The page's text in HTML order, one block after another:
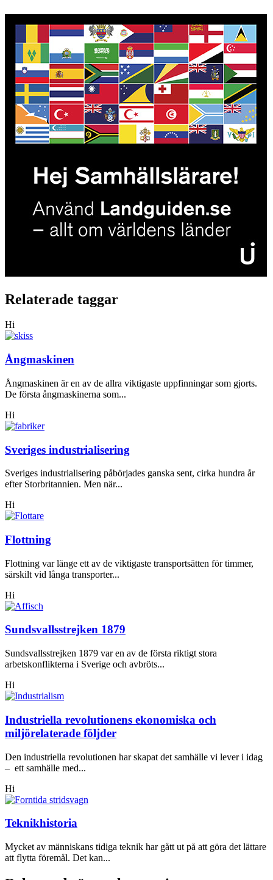
Relaterade taggar
Hi
Ångmaskinen
Ångmaskinen är en av de allra viktigaste uppfinningar som gjorts.
De första ångmaskinerna som...
Hi
Sveriges industrialisering
Sveriges industrialisering påbörjades ganska sent, cirka hundra år
efter Storbritannien. Men när...
Hi
Flottning
Flottning var länge ett av de viktigaste transportsätten för timmer,
särskilt vid långa transporter...
Hi
Sundsvallsstrejken 1879
Sundsvallsstrejken 1879 var en av de första riktigt stora
arbetskonflikterna i Sverige och avbröts...
Hi
Industriella revolutionens ekonomiska och
miljörelaterade följder
Den industriella revolutionen har skapat det samhälle vi lever i idag
– ett samhälle med...
Hi
Teknikhistoria
Mycket av människans tidiga teknik har gått ut på att göra det lättare
att flytta föremål. Det kan...